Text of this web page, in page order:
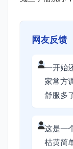
网友反馈
一开始
家常方
舒服多
这是一
枯黄简